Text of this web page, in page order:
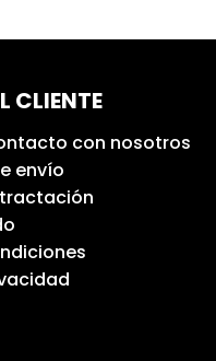
CLIENTE
con nosotros
envío